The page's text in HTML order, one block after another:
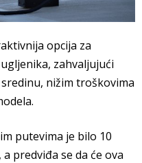
opcija za
zahvaljujući
nižim troškovima
putevima je bilo 10
predviđa se da će ova